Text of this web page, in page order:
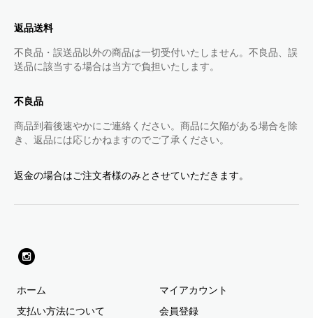
返品送料
不良品・誤送品以外の商品は一切受付いたしません。不良品、誤
送品に該当する場合は当方で負担いたします。
不良品
商品到着後速やかにご連絡ください。商品に欠陥がある場合を除
き、返品には応じかねますのでご了承ください。
返金の場合はご注文者様のみとさせていただきます。
ホーム
支払い方法について
マイアカウント
会員登録